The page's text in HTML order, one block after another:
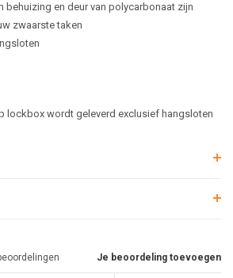
behuizing en deur van polycarbonaat zijn
zwaarste taken
lockbox wordt geleverd exclusief hangsloten
Je beoordeling toevoegen